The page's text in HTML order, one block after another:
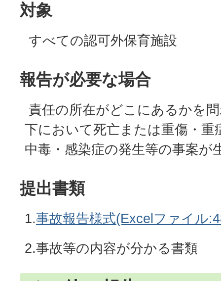
対象
すべての認可外保育施設
報告が必要な場合
責任の所在がどこにあるかを
下において死亡または重傷・重
中毒・感染症の発生等の事案が
提出書類
1.事故報告様式(Excelファイル
2.事故等の内容が分かる書類